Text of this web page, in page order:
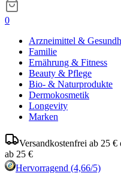
0
Arzneimittel &
Familie
Ernährung & Fitness
Beauty & Pflege
Bio- & Naturprodukte
Dermokosmetik
Longevity
Marken
Versandkostenfrei ab 25
ab 25 €
Hervorragend (4,66/5)